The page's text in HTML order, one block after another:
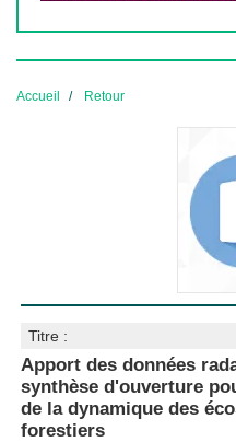
Accueil Retour
Titre :
Apport des données
synthèse d'ouverture
de la dynamique des
forestiers